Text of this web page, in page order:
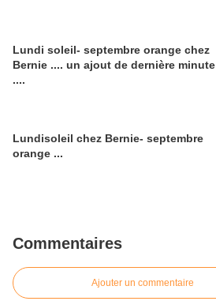
Lundi soleil- septembre orange chez
Bernie .... un ajout de dernière minute
....
Lundisoleil chez Bernie- septembre
orange ...
Commentaires
Ajouter un commentaire